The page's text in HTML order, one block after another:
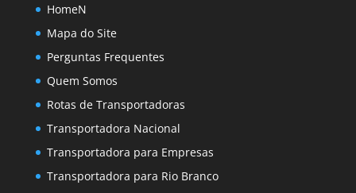
HomeN
Mapa do Site
Perguntas Frequentes
Quem Somos
Rotas de Transportadoras
Transportadora Nacional
Transportadora para Empresas
Transportadora para Rio Branco